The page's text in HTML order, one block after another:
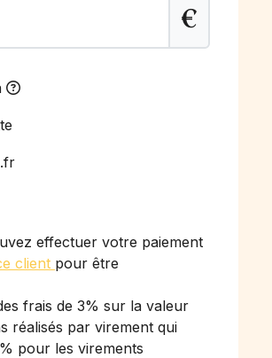
€
effectuer votre paiement
client pour être
frais de 3% sur la valeur
réalisés par virement qui
pour les virements